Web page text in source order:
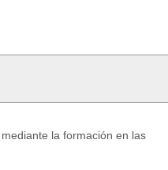
la formación en las